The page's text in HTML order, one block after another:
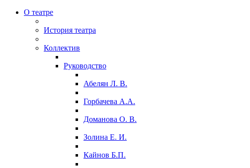
О театре
История театра
Коллектив
Руководство
Абелян Л. В.
Горбачева А.А.
Доманова О. В.
Золина Е. И.
Кайнов Б.П.